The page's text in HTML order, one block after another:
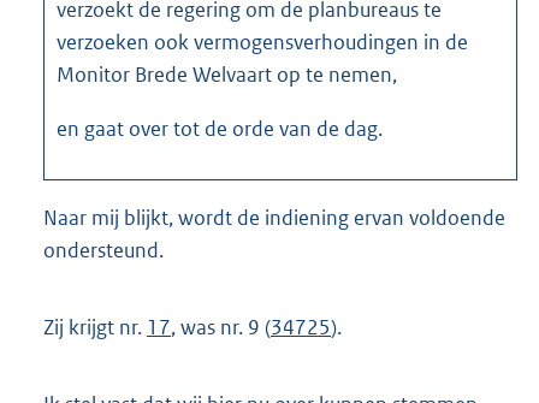
verzoekt de regering om de planbureaus te
verzoeken ook vermogensverhoudingen in de
Monitor Brede Welvaart op te nemen,
en gaat over tot de orde van de dag.
Naar mij blijkt, wordt de indiening ervan voldoende
ondersteund.
Zij krijgt nr. 17, was nr. 9 (34725).